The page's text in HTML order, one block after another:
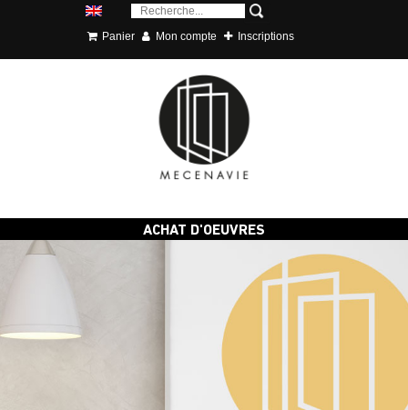
Panier Mon compte Inscriptions
ACHAT D'OEUVRES